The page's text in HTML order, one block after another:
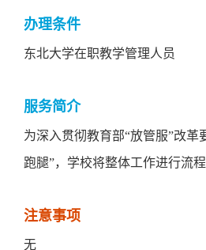
办理条件
东北大学在职教学管理人员
服务简介
为深入贯彻教育部“放管服”改
跑腿”，学校将整体工作进行流
注意事项
无